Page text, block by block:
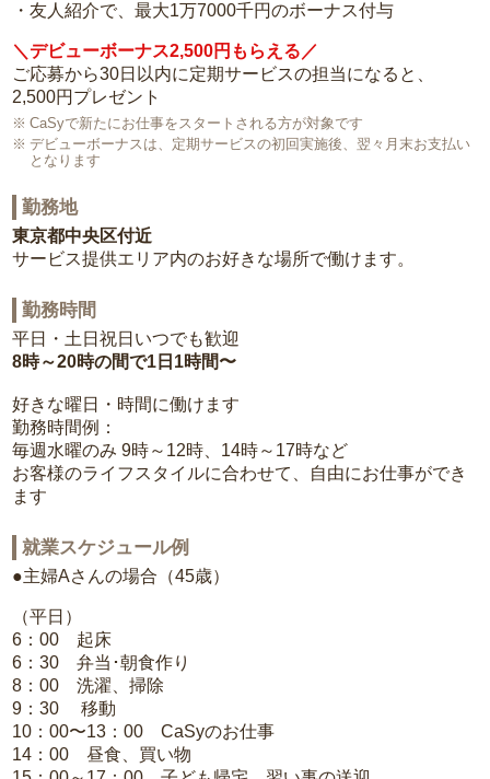
・友人紹介で、最大1万7000千円のボーナス付与
＼デビューボーナス2,500円もらえる／
ご応募から30日以内に定期サービスの担当になると、
2,500円プレゼント
CaSyで新たにお仕事をスタートされる方が対象です
デビューボーナスは、定期サービスの初回実施後、翌々月末お支払い
となります
勤務地
東京都中央区付近
サービス提供エリア内のお好きな場所で働けます。
勤務時間
平日・土日祝日いつでも歓迎
8時～20時の間で1日1時間〜
好きな曜日・時間に働けます
勤務時間例：
毎週水曜のみ 9時～12時、14時～17時など
お客様のライフスタイルに合わせて、自由にお仕事ができ
ます
就業スケジュール例
●主婦Aさんの場合（45歳）
（平日）
6：00 起床
6：30 弁当･朝食作り
8：00 洗濯、掃除
9：30 移動
10：00〜13：00 CaSyのお仕事
14：00 昼食、買い物